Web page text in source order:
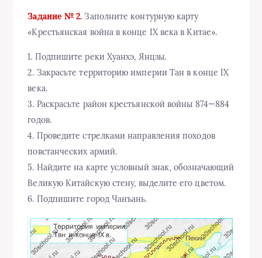
Задание № 2. Заполните контурную карту
«Крестьянская война в конце IX века в Китае».
1. Подпишите реки Хуанхэ, Янцзы.
2. Закрасьте территорию империи Тан в конце IX
века.
3. Раскрасьте район крестьянской войны 874—884
годов.
4. Проведите стрелками направления походов
повстанческих армий.
5. Найдите на карте условный знак, обозначающий
Великую Китайскую стену, выделите его цветом.
6. Подпишите город Чанъань.